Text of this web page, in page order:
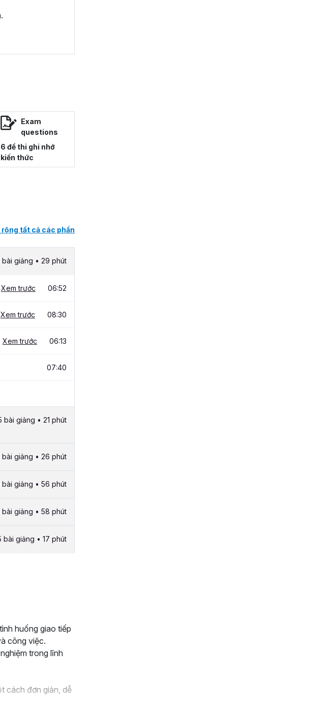
Exam
questions
6 đề thi ghi nhớ
kiến thức
rộng tất cả các phần
bài giảng • 29 phút
Xem trước 06:52
Xem trước 08:30
Xem trước 06:13
07:40
bài giảng • 21 phút
bài giảng • 26 phút
bài giảng • 56 phút
bài giảng • 58 phút
bài giảng • 17 phút
huống giao tiếp
công việc.
trong lĩnh
cách đơn giản, dễ